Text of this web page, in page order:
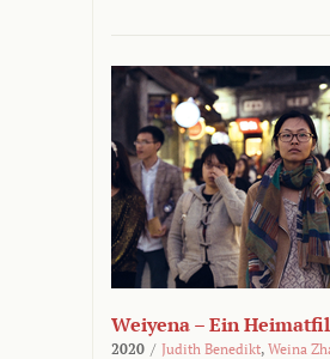
Weiyena – Ein
2020 / Judith Benedikt, Weina